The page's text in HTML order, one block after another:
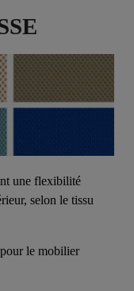
une flexibilité
selon le tissu
le mobilier